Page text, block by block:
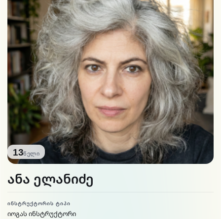
13წელი
ანა ელანიძე
ᲘᲜᲡᲢᲠᲣᲥᲢᲝᲠᲘᲡ ᲢᲘᲞᲘ
იოგას ინსტრუქტორი